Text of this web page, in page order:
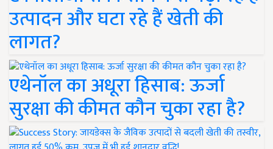
उत्पादन और घटा रहे हैं खेती की
लागत?
एथेनॉल का अधूरा हिसाब: ऊर्जा
सुरक्षा की कीमत कौन चुका रहा है?